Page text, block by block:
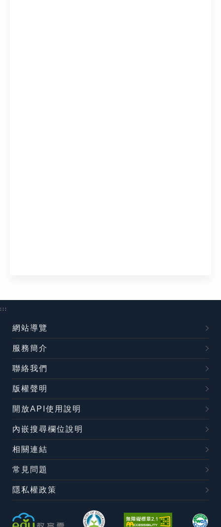
:::
網站導覽
服務簡介
聯絡我們
版權聲明
開放API使用說明
內嵌搜尋欄位說明
相關連結
常見問題
隱私權政策